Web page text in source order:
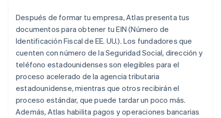
Después de formar tu empresa, Atlas presenta tus
documentos para obtener tu EIN (Número de
Identificación Fiscal de EE. UU.). Los fundadores que
cuenten con número de la Seguridad Social, dirección y
teléfono estadounidenses son elegibles para el
proceso acelerado de la agencia tributaria
estadounidense, mientras que otros recibirán el
proceso estándar, que puede tardar un poco más.
Además, Atlas habilita pagos y operaciones bancarias